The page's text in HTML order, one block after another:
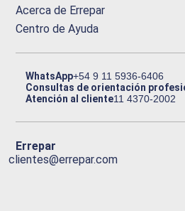
Acerca de Errepar
Centro de Ayuda
WhatsApp+54 9 11 5936-6406
Consultas de orientación
Atención al cliente11 4370-2002
Errepar
clientes@errepar.com